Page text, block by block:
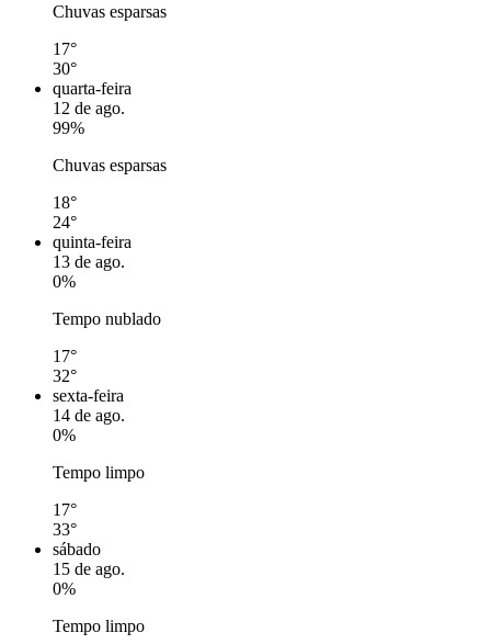
Chuvas esparsas
17°
30°
quarta-feira
12 de ago.
99%
Chuvas esparsas
18°
24°
quinta-feira
13 de ago.
0%
Tempo nublado
17°
32°
sexta-feira
14 de ago.
0%
Tempo limpo
17°
33°
sábado
15 de ago.
0%
Tempo limpo